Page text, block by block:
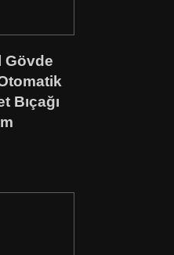
Gövde
Bıçağı